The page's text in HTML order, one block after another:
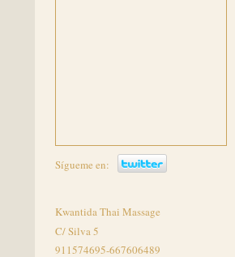
Sígueme en:
Kwantida Thai Massage
C/ Silva 5
911574695-667606489